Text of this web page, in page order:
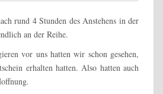
rund 4 Stunden des Anstehens in der
an der Reihe.
vor uns hatten wir schon gesehen,
erhalten hatten. Also hatten auch